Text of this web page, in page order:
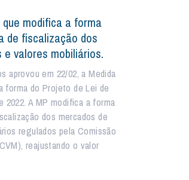
modifica a forma
de fiscalização dos
valores mobiliários.
aprovou em 22/02, a Medida
forma do Projeto de Lei de
2022. A MP modifica a forma
dos mercados de
regulados pela Comissão
reajustando o valor